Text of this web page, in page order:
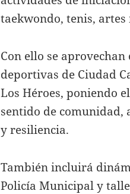
taekwondo, tenis,
Con ello se
deportivas de Ciudad
Los Héroes, poniendo
sentido de comunidad,
y resiliencia.
También incluirá
Policía Municipal y